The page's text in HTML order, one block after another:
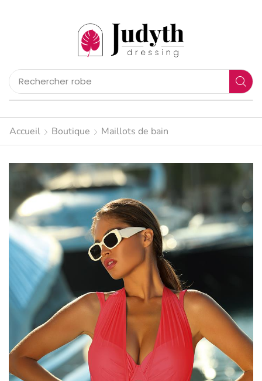
Rechercher pantalon
Accueil Boutique Maillots de bain